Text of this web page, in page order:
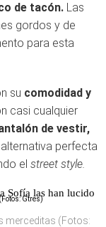
de tacón. Las
gordos y de
para esta
su comodidad y
casi cualquier
de vestir,
perfecta
el street style.
Sofía las han lucido
merceditas (Fotos: